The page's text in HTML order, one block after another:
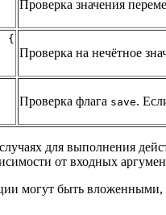
Проверка значения
{
Проверка на нечётное
Проверка флага save.
для выполнения
от входных
могут быть вложенными,